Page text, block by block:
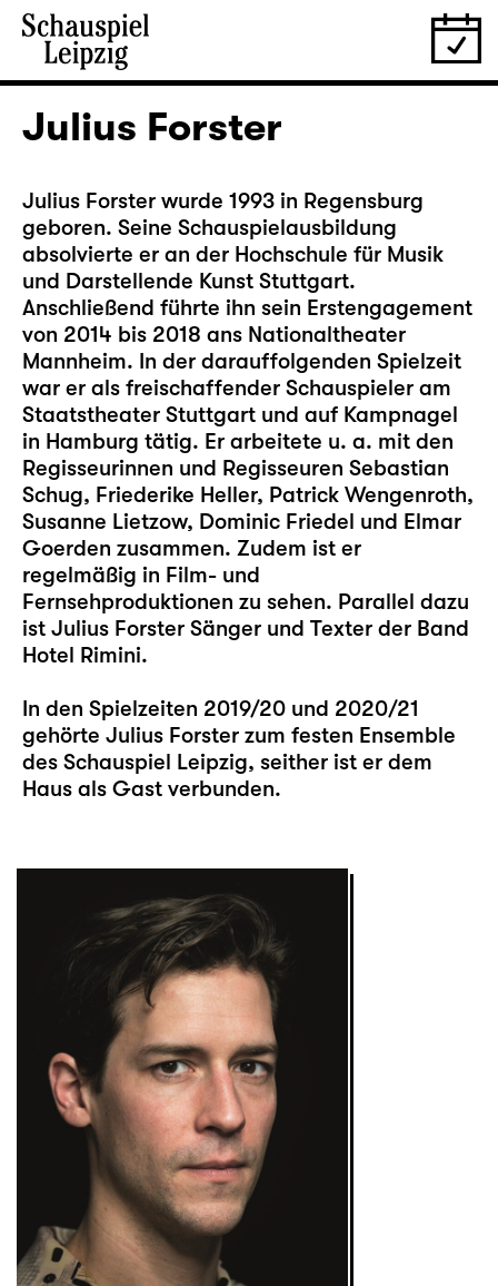
Julius Forster
Julius Forster wurde 1993 in Regensburg
geboren. Seine Schauspielausbildung
absolvierte er an der Hochschule für Musik
und Darstellende Kunst Stuttgart.
Anschließend führte ihn sein Erstengagement
von 2014 bis 2018 ans Nationaltheater
Mannheim. In der darauffolgenden Spielzeit
war er als freischaffender Schauspieler am
Staatstheater Stuttgart und auf Kampnagel
in Hamburg tätig. Er arbeitete u. a. mit den
Regisseurinnen und Regisseuren Sebastian
Schug, Friederike Heller, Patrick Wengenroth,
Susanne Lietzow, Dominic Friedel und Elmar
Goerden zusammen. Zudem ist er
regelmäßig in Film- und
Fernsehproduktionen zu sehen. Parallel dazu
ist Julius Forster Sänger und Texter der Band
Hotel Rimini.
In den Spielzeiten 2019/20 und 2020/21
gehörte Julius Forster zum festen Ensemble
des Schauspiel Leipzig, seither ist er dem
Haus als Gast verbunden.